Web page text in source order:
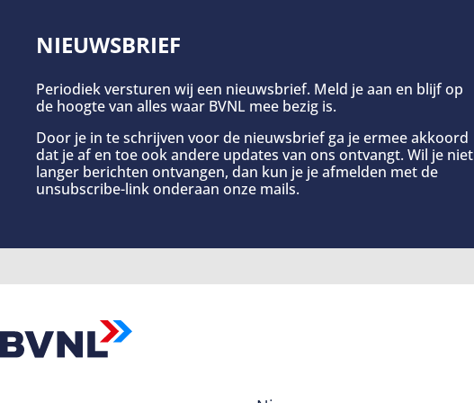
NIEUWSBRIEF
Periodiek versturen wij een nieuwsbrief. Meld je aan en blijf op
de hoogte van alles waar BVNL mee bezig is.
Door je in te schrijven voor de nieuwsbrief ga je ermee akkoord
dat je af en toe ook andere updates van ons ontvangt. Wil je niet
langer berichten ontvangen, dan kun je je afmelden met de
unsubscribe-link onderaan onze mails.